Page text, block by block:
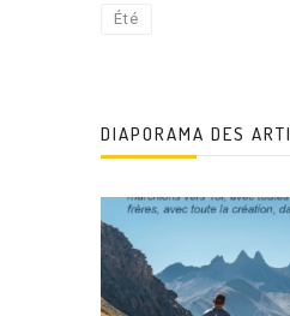
Été
DIAPORAMA DES